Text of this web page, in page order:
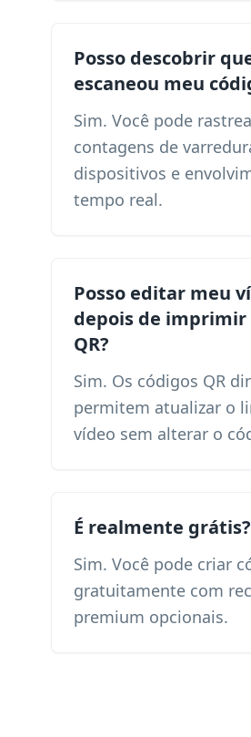
Posso descobrir
escaneou meu
Sim. Você pode
contagens de
dispositivos e
tempo real.
Posso editar meu
depois de imprimir
QR?
Sim. Os códigos QR
permitem atualizar o
vídeo sem alterar o
É realmente grátis?
Sim. Você pode criar
gratuitamente com
premium opcionais.